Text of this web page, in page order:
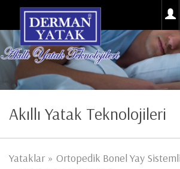
Akıllı Yatak Teknolojileri
Yataklar
Ortopedik Bonel Yay